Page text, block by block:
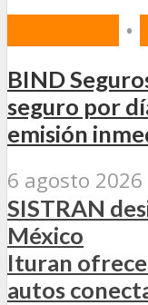
•
BIND
seguro por
emisión
6 agosto 2026
SISTRAN
México
Ituran
autos